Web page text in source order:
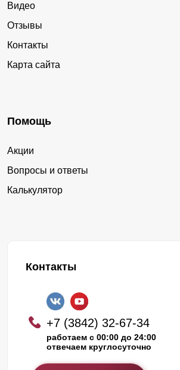
Видео
Отзывы
Контакты
Карта сайта
Помощь
Акции
Вопросы и ответы
Калькулятор
Контакты
+7 (3842) 32-67-34
работаем с 00:00 до 24:00
отвечаем круглосуточно